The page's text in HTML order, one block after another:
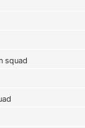
squad